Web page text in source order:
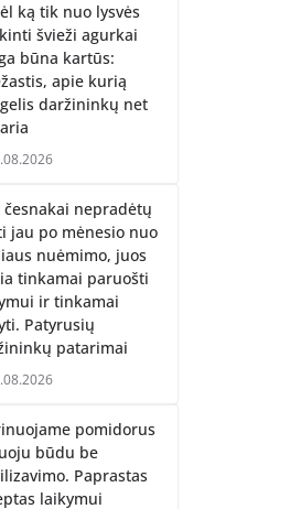
ką tik nuo lysvės
švieži agurkai
būna kartūs:
apie kurią
daržininkų net
česnakai nepradėtų
jau po mėnesio nuo
nuėmimo, juos
tinkamai paruošti
ir tinkamai
Patyrusių
patarimai
pomidorus
būdu be
Paprastas
laikymui